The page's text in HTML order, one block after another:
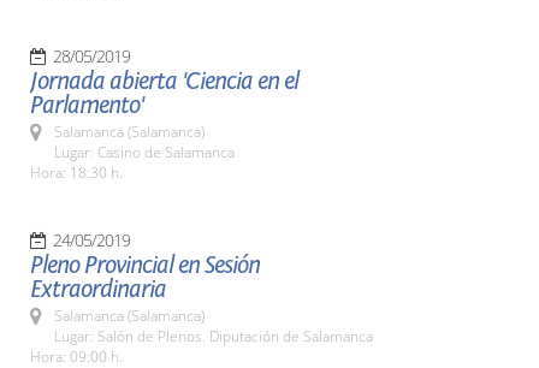
28/05/2019
Jornada abierta 'Ciencia en el
Parlamento'
Salamanca (Salamanca)
Lugar: Casino de Salamanca
Hora: 18:30 h.
24/05/2019
Pleno Provincial en Sesión
Extraordinaria
Salamanca (Salamanca)
Lugar: Salón de Plenos. Diputación de Salamanca
Hora: 09:00 h.